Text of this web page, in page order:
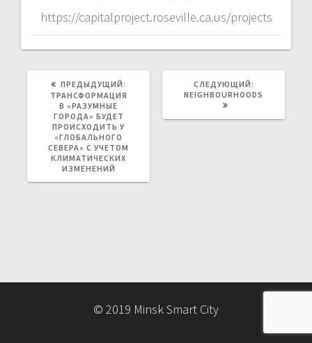
https://capitalproject.roseville.ca.us/projects
ПРЕДЫДУЩИЙ:
ЗАПИСЬ:
ТРАНСФОРМАЦИЯ
В «РАЗУМНЫЕ
ГОРОДА» БУДЕТ
ПРОИСХОДИТЬ У
«ГЛОБАЛЬНОГО
СЕВЕРА» С УЧЕТОМ
КЛИМАТИЧЕСКИХ
ИЗМЕНЕНИЙ
СЛЕДУЮЩИЙ:
ЗАПИСЬ:
NEIGHBOURHOODS
© 2019 Minsk Smart City